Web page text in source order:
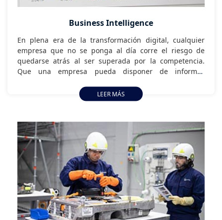
Business Intelligence
En plena era de la transformación digital, cualquier
empresa que no se ponga al día corre el riesgo de
quedarse atrás al ser superada por la competencia.
Que una empresa pueda disponer de informes
la competencia, se convierte en algo indispensable.
LEER MÁS